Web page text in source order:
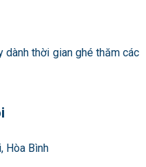
dành thời gian ghé thăm các
Hòa Bình